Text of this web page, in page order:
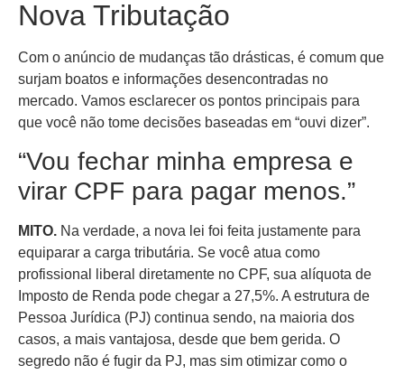
Nova Tributação
Com o anúncio de mudanças tão drásticas, é comum que
surjam boatos e informações desencontradas no
mercado. Vamos esclarecer os pontos principais para
que você não tome decisões baseadas em “ouvi dizer”.
“Vou fechar minha empresa e
virar CPF para pagar menos.”
MITO. Na verdade, a nova lei foi feita justamente para
equiparar a carga tributária. Se você atua como
profissional liberal diretamente no CPF, sua alíquota de
Imposto de Renda pode chegar a 27,5%. A estrutura de
Pessoa Jurídica (PJ) continua sendo, na maioria dos
casos, a mais vantajosa, desde que bem gerida. O
segredo não é fugir da PJ, mas sim otimizar como o